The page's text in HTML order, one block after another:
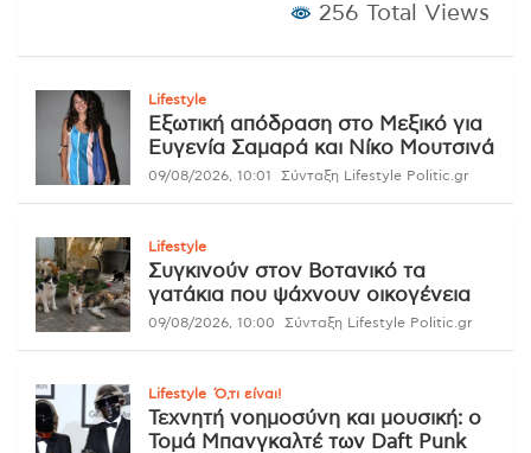
256 Total Views
Lifestyle
Εξωτική απόδραση στο Μεξικό για
Ευγενία Σαμαρά και Νίκο Μουτσινά
09/08/2026, 10:01 Σύνταξη Lifestyle Politic.gr
Lifestyle
Συγκινούν στον Βοτανικό τα
γατάκια που ψάχνουν οικογένεια
09/08/2026, 10:00 Σύνταξη Lifestyle Politic.gr
Lifestyle Ό,τι είναι!
Τεχνητή νοημοσύνη και μουσική: ο
Τομά Μπανγκαλτέ των Daft Punk